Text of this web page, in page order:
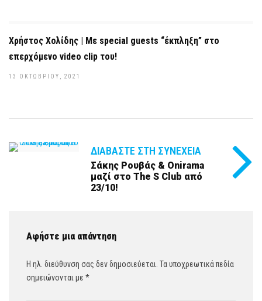
Χρήστος Χολίδης | Με special guests “έκπληξη” στο
επερχόμενο video clip του!
13 ΟΚΤΩΒΡΊΟΥ, 2021
ΔΙΑΒΆΣΤΕ ΣΤΗ ΣΥΝΈΧΕΙΑ
Σάκης Ρουβάς & Onirama
μαζί στο The S Club από
23/10!
Αφήστε μια απάντηση
Η ηλ. διεύθυνση σας δεν δημοσιεύεται. Τα υποχρεωτικά πεδία
σημειώνονται με *